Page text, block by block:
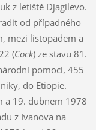
z letiště Djagilevo.
od případného
mezi listopadem a
(Cock) ze stavu 81.
pomoci, 455
do Etiopie.
a 19. dubnem 1978
z Ivanova na